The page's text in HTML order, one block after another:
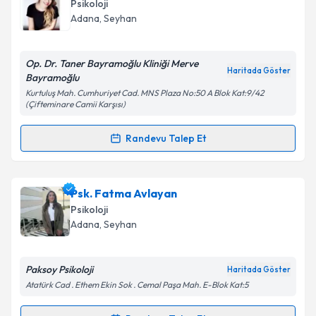
hazırlandığında e-posta ile bilgilendireceğiz.
Kişisel verilerimin işlenmesine ilişkin
Metni'ni okudum ve kişisel verilerimin belirtilen
kapsamda işlenmesini kabul ediyorum.
Psikoloji
Adana, Seyhan
Op. Dr. Taner Bayramoğlu Kliniği Merve
Bayramoğlu
Haritada Göster
Kurtuluş Mah. Cumhuriyet Cad. MNS Plaza No:50 A Blok Kat:9/42
(Çifteminare Camii Karşısı)
Randevu Talep Et
Randevu Takvimi Talebi
Uzm. Psk. Merve Bayramoğlu
talebi oluşturun. Size bu uzmandan randevu almanız
için bir takvim hazırlandığında e-posta ile
bilgilendireceğiz.
Psk. Fatma Avlayan
Psikoloji
Adana, Seyhan
Paksoy Psikoloji Haritada Göster
Atatürk Cad . Ethem Ekin Sok . Cemal Paşa Mah. E-Blok Kat:5